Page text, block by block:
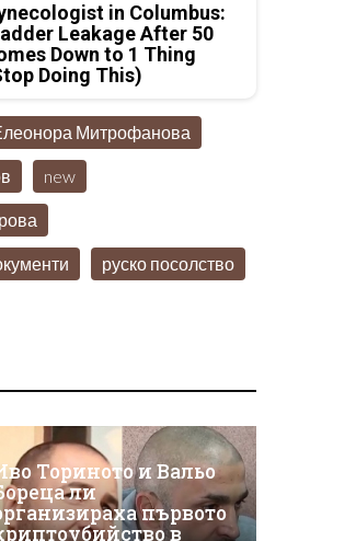
in Columbus:
Leakage After 50
Down to 1 Thing
Doing This)
Митрофанова
new
руско посолство
Ториното и Вальо
ли
първото
в